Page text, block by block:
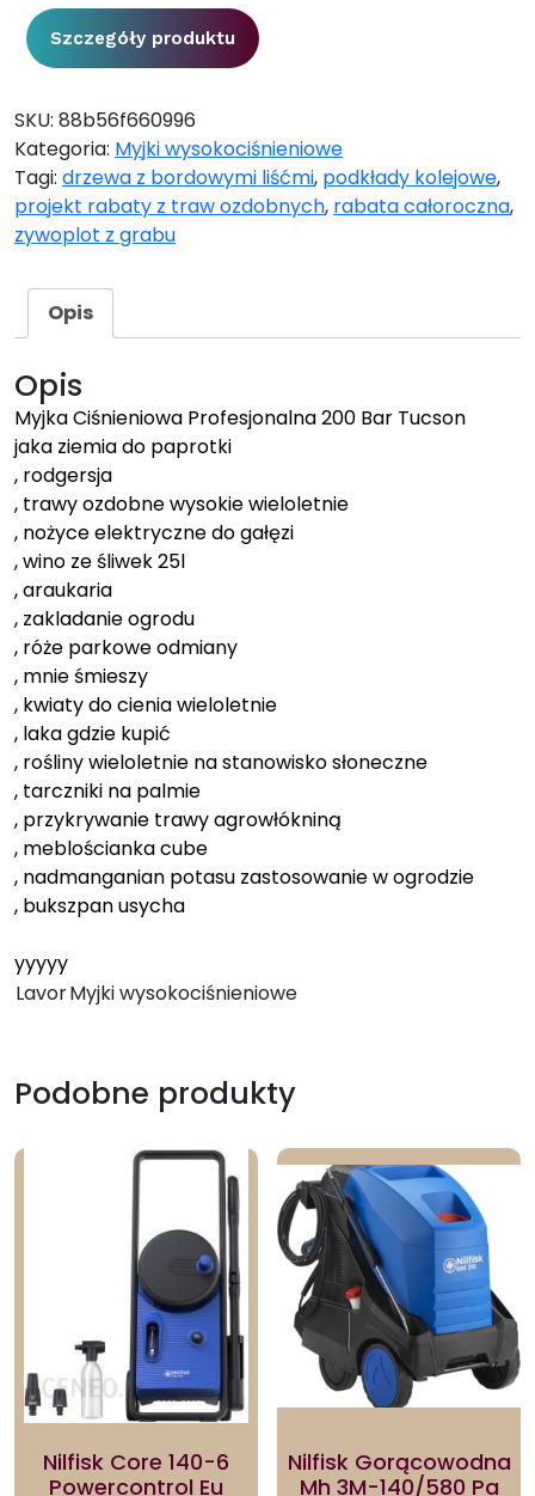
Szczegóły produktu
SKU: 88b56f660996
Kategoria: Myjki wysokociśnieniowe
Tagi: drzewa z bordowymi liśćmi, podkłady kolejowe,
projekt rabaty z traw ozdobnych, rabata całoroczna,
zywoplot z grabu
Opis
Opis
Myjka Ciśnieniowa Profesjonalna 200 Bar Tucson
jaka ziemia do paprotki
, rodgersja
, trawy ozdobne wysokie wieloletnie
, nożyce elektryczne do gałęzi
, wino ze śliwek 25l
, araukaria
, zakladanie ogrodu
, róże parkowe odmiany
, mnie śmieszy
, kwiaty do cienia wieloletnie
, laka gdzie kupić
, rośliny wieloletnie na stanowisko słoneczne
, tarczniki na palmie
, przykrywanie trawy agrowłókniną
, meblościanka cube
, nadmanganian potasu zastosowanie w ogrodzie
, bukszpan usycha
yyyyy
LavorMyjki wysokociśnieniowe
Podobne produkty
Nilfisk Core 140-6
Powercontrol Eu
Nilfisk Gorącowodna
Mh 3M-140/580 Pa